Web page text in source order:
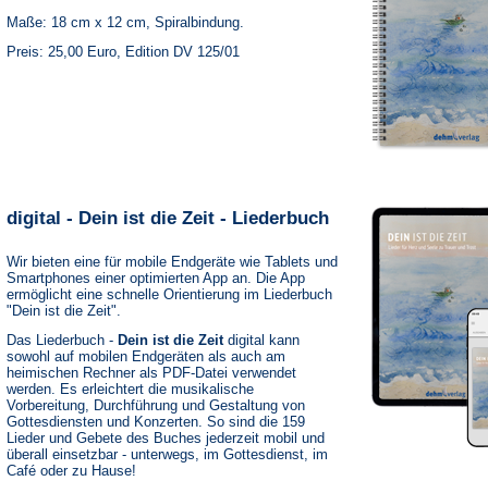
Maße: 18 cm x 12 cm, Spiralbindung.
Preis: 25,00 Euro, Edition DV 125/01
digital - Dein ist die Zeit - Liederbuch
Wir bieten eine für mobile Endgeräte wie Tablets und
Smartphones einer optimierten App an. Die App
ermöglicht eine schnelle Orientierung im Liederbuch
"Dein ist die Zeit".
Das Liederbuch - Dein ist die Zeitdigital kann
sowohl auf mobilen Endgeräten als auch am
heimischen Rechner als PDF-Datei verwendet
werden. Es erleichtert die musikalische
Vorbereitung, Durchführung und Gestaltung von
Gottesdiensten und Konzerten. So sind die 159
Lieder und Gebete des Buches jederzeit mobil und
überall einsetzbar - unterwegs, im Gottesdienst, im
Café oder zu Hause!